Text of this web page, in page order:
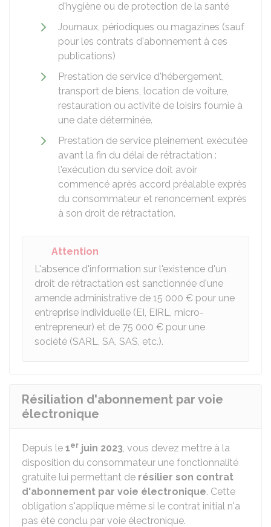
d'hygiène ou de protection de la santé
Journaux, périodiques ou magazines (sauf
pour les contrats d'abonnement à ces
publications)
Prestation de service d'hébergement,
transport de biens, location de voiture,
restauration ou activité de loisirs fournie à
une date déterminée.
Prestation de service pleinement exécutée
avant la fin du délai de rétractation :
l'exécution du service doit avoir
commencé après accord préalable exprès
du consommateur et renoncement exprès
à son droit de rétractation.
Attention
L'absence d'information sur l'existence d'un
droit de rétractation est sanctionnée d'une
amende administrative de 15 000 € pour une
entreprise individuelle (EI, EIRL, micro-
entrepreneur) et de 75 000 € pour une
société (SARL, SA, SAS, etc.).
Résiliation d'abonnement par voie
électronique
Depuis le 1er juin 2023, vous devez mettre à la
disposition du consommateur une fonctionnalité
gratuite lui permettant de résilier son contrat
d'abonnement par voie électronique. Cette
obligation s'applique même si le contrat initial n'a
pas été conclu par voie électronique.